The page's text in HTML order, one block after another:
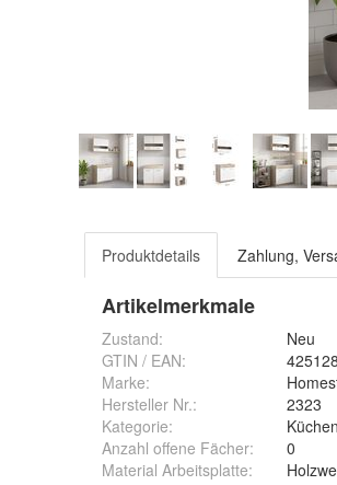
Produktdetails Zahlung,
Artikelmerkmale
Zustand:
Neu
GTIN / EAN:
Marke:
Hersteller Nr.:
2323
Kategorie:
Anzahl offene Fächer:
0
Material Arbeitsplatte: